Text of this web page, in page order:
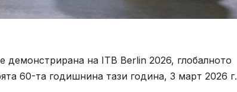
на ITB Berlin 2026, глобалното
60-та годишнина тази година, 3 март 2026 г.